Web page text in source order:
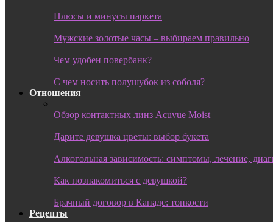
Плюсы и минусы паркета
Мужские золотые часы – выбираем правильно
Чем удобен повербанк?
С чем носить полушубок из соболя?
Отношения
Обзор контактных линз Acuvue Moist
Дарите девушка цветы: выбор букета
Алкогольная зависимость: симптомы, лечение,
Как познакомиться с девушкой?
Брачный договор в Канаде: тонкости
Рецепты